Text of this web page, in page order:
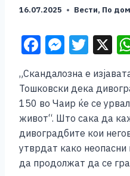
16.07.2025 Вести, По
F
c
e
b
o
o
M
ss
e
n
g
er
T
wi
tt
er
X
„Скандалозна е
Тошковски дека
150 во Чаир ќе се
живот“. Што сака да
дивоградбите кои
утврдат како
да продолжат да се